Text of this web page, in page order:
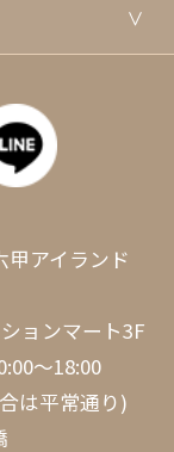
アイランド
ョンマート3F
～18:00
は平常通り)